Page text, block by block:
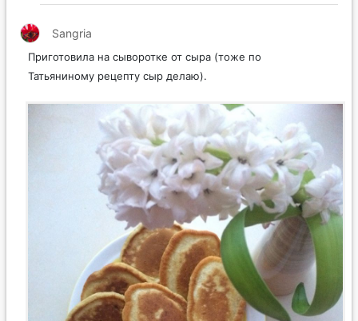
Sangria
Приготовила на сыворотке от сыра (тоже по
Татьяниному рецепту сыр делаю).